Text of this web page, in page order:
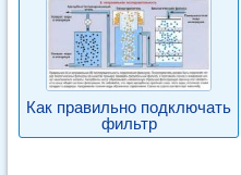
Как правильно подключать
фильтр